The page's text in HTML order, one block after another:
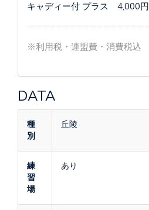
キャディー付 プラス 4,000円
※利用税・連盟費・消費税込
DATA
種
別
丘陵
練
習
場
あり